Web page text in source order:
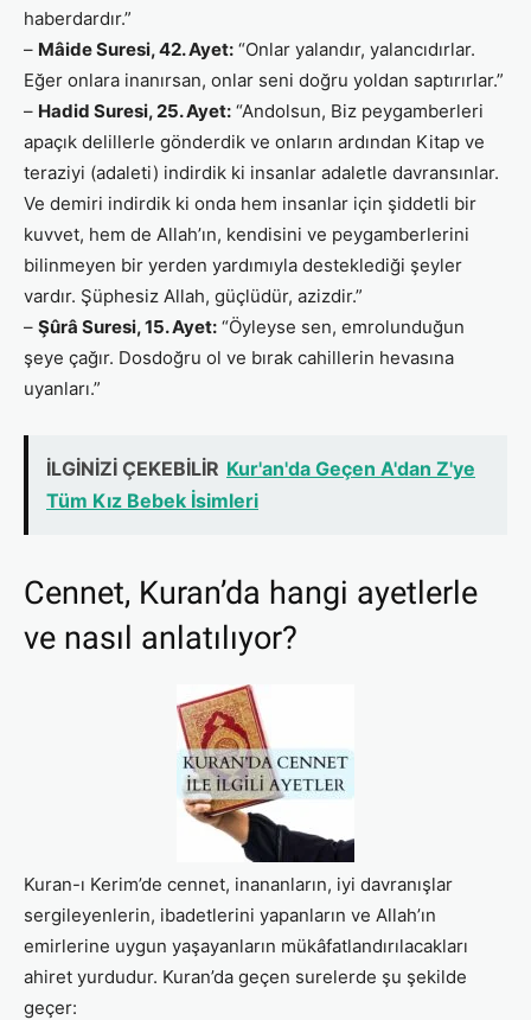
haberdardır.”
– Mâide Suresi, 42. Ayet: “Onlar yalandır, yalancıdırlar.
Eğer onlara inanırsan, onlar seni doğru yoldan saptırırlar.”
– Hadid Suresi, 25. Ayet: “Andolsun, Biz peygamberleri
apaçık delillerle gönderdik ve onların ardından Kitap ve
teraziyi (adaleti) indirdik ki insanlar adaletle davransınlar.
Ve demiri indirdik ki onda hem insanlar için şiddetli bir
kuvvet, hem de Allah’ın, kendisini ve peygamberlerini
bilinmeyen bir yerden yardımıyla desteklediği şeyler
vardır. Şüphesiz Allah, güçlüdür, azizdir.”
– Şûrâ Suresi, 15. Ayet: “Öyleyse sen, emrolunduğun
şeye çağır. Dosdoğru ol ve bırak cahillerin hevasına
uyanları.”
İLGİNİZİ ÇEKEBİLİR Kur'an'da Geçen A'dan Z'ye
Tüm Kız Bebek İsimleri
Cennet, Kuran’da hangi ayetlerle
ve nasıl anlatılıyor?
Kuran-ı Kerim’de cennet, inananların, iyi davranışlar
sergileyenlerin, ibadetlerini yapanların ve Allah’ın
emirlerine uygun yaşayanların mükâfatlandırılacakları
ahiret yurdudur. Kuran’da geçen surelerde şu şekilde
geçer: